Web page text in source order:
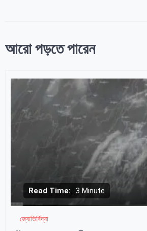
আরো পড়তে পারেন
Read Time: 3 Minute
জ্যোতির্বিদ্যা